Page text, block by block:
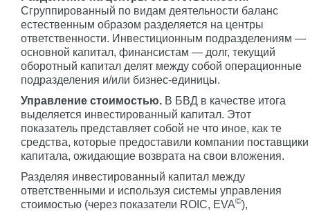
Сгруппированный по видам деятельности баланс
естественным образом разделяется на центры
ответственности. Инвестиционным подразделениям —
основной капитал, финансистам — долг, текущий
оборотный капитал делят между собой операционные
подразделения и/или бизнес-единицы.
Управление стоимостью. В БВД в качестве итога
выделяется инвестированный капитал. Этот
показатель представляет собой не что иное, как те
средства, которые предоставили компании поставщики
капитала, ожидающие возврата на свои вложения.
Разделяя инвестированный капитал между
ответственными и используя системы управления
стоимостью (через показатели ROIC, EVA©),